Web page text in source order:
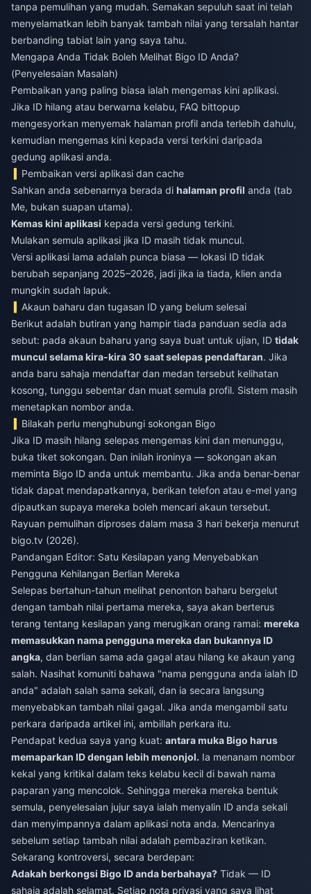
tanpa pemulihan yang mudah. Semakan sepuluh saat ini telah
menyelamatkan lebih banyak tambah nilai yang tersalah hantar
berbanding tabiat lain yang saya tahu.
Mengapa Anda Tidak Boleh Melihat Bigo ID Anda?
(Penyelesaian Masalah)
Pembaikan yang paling biasa ialah mengemas kini aplikasi.
Jika ID hilang atau berwarna kelabu, FAQ bittopup
mengesyorkan menyemak halaman profil anda terlebih dahulu,
kemudian mengemas kini kepada versi terkini daripada
gedung aplikasi anda.
Pembaikan versi aplikasi dan cache
Sahkan anda sebenarnya berada di halaman profil anda (tab
Me, bukan suapan utama).
Kemas kini aplikasi kepada versi gedung terkini.
Mulakan semula aplikasi jika ID masih tidak muncul.
Versi aplikasi lama adalah punca biasa — lokasi ID tidak
berubah sepanjang 2025–2026, jadi jika ia tiada, klien anda
mungkin sudah lapuk.
Akaun baharu dan tugasan ID yang belum selesai
Berikut adalah butiran yang hampir tiada panduan sedia ada
sebut: pada akaun baharu yang saya buat untuk ujian, ID tidak
muncul selama kira-kira 30 saat selepas pendaftaran. Jika
anda baru sahaja mendaftar dan medan tersebut kelihatan
kosong, tunggu sebentar dan muat semula profil. Sistem masih
menetapkan nombor anda.
Bilakah perlu menghubungi sokongan Bigo
Jika ID masih hilang selepas mengemas kini dan menunggu,
buka tiket sokongan. Dan inilah ironinya — sokongan akan
meminta Bigo ID anda untuk membantu. Jika anda benar-benar
tidak dapat mendapatkannya, berikan telefon atau e-mel yang
dipautkan supaya mereka boleh mencari akaun tersebut.
Rayuan pemulihan diproses dalam masa 3 hari bekerja menurut
bigo.tv (2026).
Pandangan Editor: Satu Kesilapan yang Menyebabkan
Pengguna Kehilangan Berlian Mereka
Selepas bertahun-tahun melihat penonton baharu bergelut
dengan tambah nilai pertama mereka, saya akan berterus
terang tentang kesilapan yang merugikan orang ramai: mereka
memasukkan nama pengguna mereka dan bukannya ID
angka, dan berlian sama ada gagal atau hilang ke akaun yang
salah. Nasihat komuniti bahawa "nama pengguna anda ialah ID
anda" adalah salah sama sekali, dan ia secara langsung
menyebabkan tambah nilai gagal. Jika anda mengambil satu
perkara daripada artikel ini, ambillah perkara itu.
Pendapat kedua saya yang kuat: antara muka Bigo harus
memaparkan ID dengan lebih menonjol. Ia menanam nombor
kekal yang kritikal dalam teks kelabu kecil di bawah nama
paparan yang mencolok. Sehingga mereka mereka bentuk
semula, penyelesaian jujur saya ialah menyalin ID anda sekali
dan menyimpannya dalam aplikasi nota anda. Mencarinya
sebelum setiap tambah nilai adalah pembaziran ketikan.
Sekarang kontroversi, secara berdepan:
Adakah berkongsi Bigo ID anda berbahaya? Tidak — ID
sahaja adalah selamat. Setiap nota privasi yang saya lihat